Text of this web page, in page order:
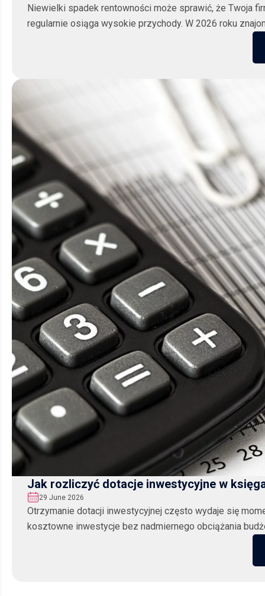
Niewielki spadek rentowności może sprawić, że Twoja
regularnie osiąga wysokie przychody. W 2026 roku
Jak rozliczyć dotacje inwestycyjne w
29 June 2026
Otrzymanie dotacji inwestycyjnej często wydaje się
kosztowne inwestycje bez nadmiernego obciążania